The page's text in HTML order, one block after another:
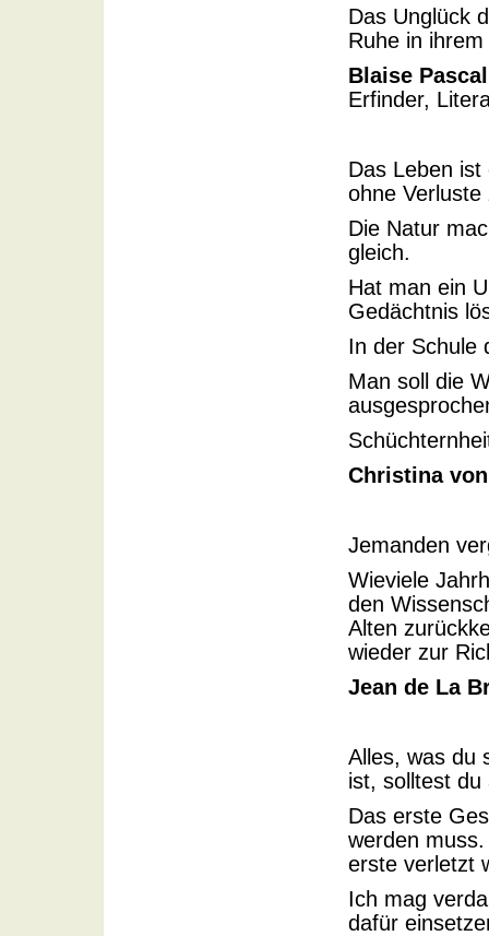
Das Unglück
Ruhe in
Blaise Pascal
Erfinder,
Das Leben
ohne
Die Natur
gleich.
Hat man ein
Gedächtnis
In der Schule
Man soll die
Christina
Jemanden
Wieviele
den
Alten
wieder zur
Jean de La
Alles, was du
ist, solltest du
Das erste
werden
erste verletzt
Ich mag
dafür